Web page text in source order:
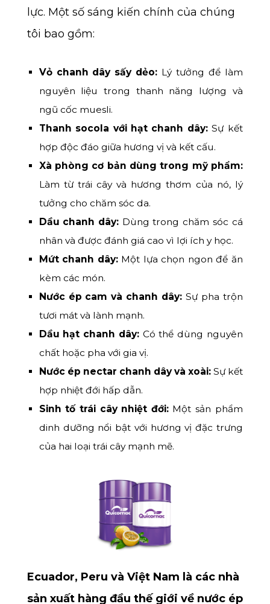
lực. Một số sáng kiến chính của chúng
tôi bao gồm:
Vỏ chanh dây sấy dẻo:Lý tưởng để làm
nguyên liệu trong thanh năng lượng và
ngũ cốc muesli.
Thanh socola với hạt chanh dây:Sự kết
hợp độc đáo giữa hương vị và kết cấu.
Xà phòng cơ bản dùng trong mỹ phẩm:
Làm từ trái cây và hương thơm của nó, lý
tưởng cho chăm sóc da.
Dầu chanh dây:Dùng trong chăm sóc cá
nhân và được đánh giá cao vì lợi ích y học.
Mứt chanh dây:Một lựa chọn ngon để ăn
kèm các món.
Nước ép cam và chanh dây:Sự pha trộn
tươi mát và lành mạnh.
Dầu hạt chanh dây:Có thể dùng nguyên
chất hoặc pha với gia vị.
Nước ép nectar chanh dây và xoài:Sự kết
hợp nhiệt đới hấp dẫn.
Sinh tố trái cây nhiệt đới:Một sản phẩm
dinh dưỡng nổi bật với hương vị đặc trưng
của hai loại trái cây mạnh mẽ.
Ecuador, Peru và Việt Nam là các nhà
sản xuất hàng đầu thế giới về nước ép